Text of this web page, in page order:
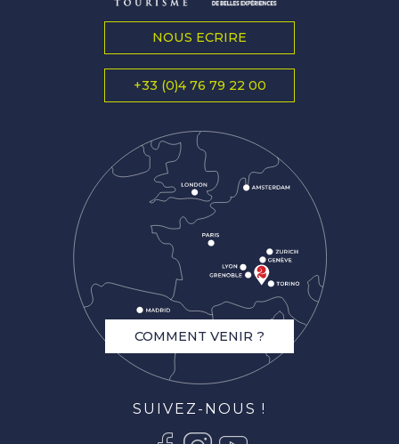
NOUS ECRIRE
+33 (0)4 76 79 22 00
COMMENT VENIR ?
SUIVEZ-NOUS !